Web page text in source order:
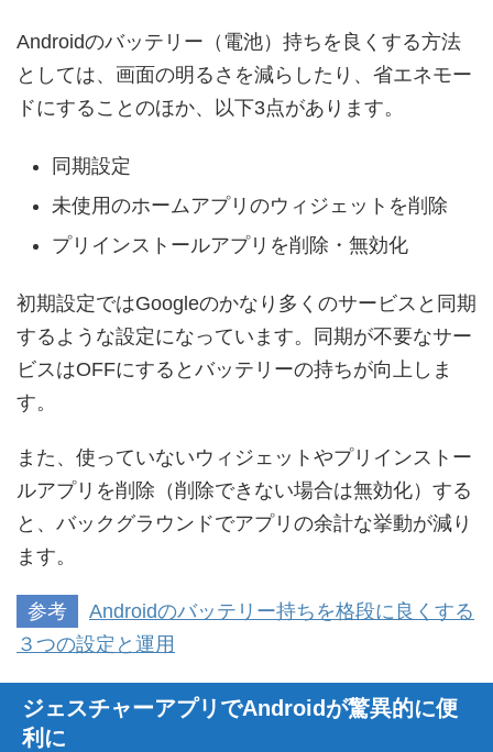
Androidのバッテリー（電池）持ちを良くする方法
としては、画面の明るさを減らしたり、省エネモー
ドにすることのほか、以下3点があります。
同期設定
未使用のホームアプリのウィジェットを削除
プリインストールアプリを削除・無効化
初期設定ではGoogleのかなり多くのサービスと同期
するような設定になっています。同期が不要なサー
ビスはOFFにするとバッテリーの持ちが向上しま
す。
また、使っていないウィジェットやプリインストー
ルアプリを削除（削除できない場合は無効化）する
と、バックグラウンドでアプリの余計な挙動が減り
ます。
参考
Androidのバッテリー持ちを格段に良くする
３つの設定と運用
ジェスチャーアプリでAndroidが驚異的に便
利に